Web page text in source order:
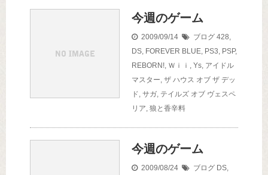
今週のゲーム
2009/09/14 ブログ 428,
DS, FOREVER BLUE, PS3, PSP,
REBORN!, Ｗｉｉ , Ys, アイドル
マスター, ザ ハウス オブ ザ デッ
ド, サガ, テイルズ オブ ヴェスペ
リア, 狼と香辛料
今週のゲーム
2009/08/24 ブログ DS,